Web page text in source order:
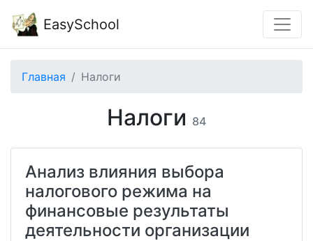
EasySchool
Главная Налоги
Налоги 84
Анализ влияния выбора
налогового режима на
финансовые результаты
деятельности организации